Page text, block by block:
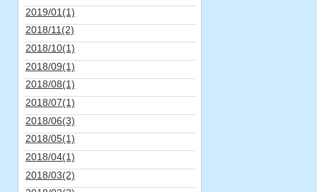
2019/01(1)
2018/11(2)
2018/10(1)
2018/09(1)
2018/08(1)
2018/07(1)
2018/06(3)
2018/05(1)
2018/04(1)
2018/03(2)